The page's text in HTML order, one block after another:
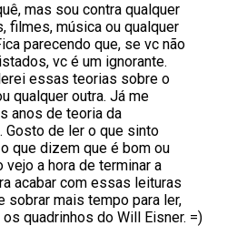
mas sou contra qualquer
filmes, música ou qualquer
parecendo que, se vc não
vc é um ignorante.
essas teorias sobre o
qualquer outra. Já me
anos de teoria da
Gosto de ler o que sinto
que dizem que é bom ou
vejo a hora de terminar a
acabar com essas leituras
sobrar mais tempo para ler,
quadrinhos do Will Eisner. =)